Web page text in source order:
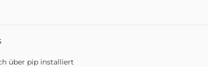
über pip installiert